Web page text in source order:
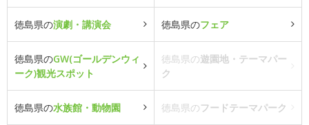
徳島県の演劇・講演会 徳島県のフェア
徳島県のGW(ゴールデンウィ
ーク)観光スポット
徳島県の遊園地・テーマパー
ク
徳島県の水族館・動物園 徳島県のフードテーマパーク